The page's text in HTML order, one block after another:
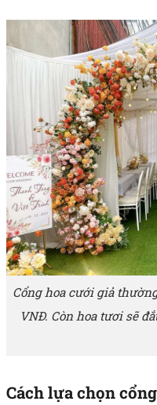
Cổng hoa cưới giả
VNĐ. Còn hoa tươi sẽ
Cách lựa chọn